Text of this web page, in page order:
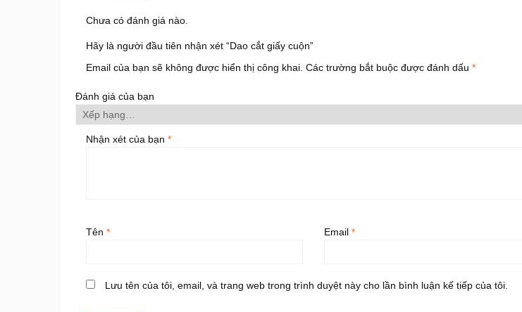
Chưa có đánh giá nào.
Hãy là người đầu tiên nhận xét “Dao cắt giấy cuộn”
Email của bạn sẽ không được hiển thị công khai. Các trường bắt buộc được đánh dấu *
Đánh giá của bạn
Nhận xét của bạn *
Tên * Email *
Lưu tên của tôi, email, và trang web trong trình duyệt này cho lần bình luận kế tiếp của tôi.